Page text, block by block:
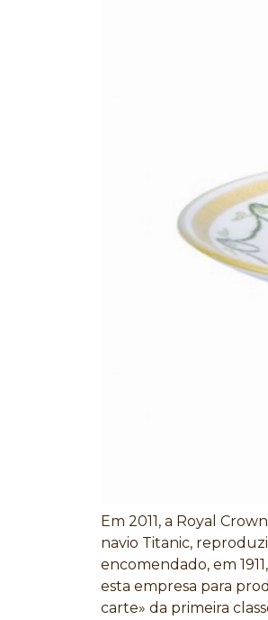
Em 2011, a Royal
navio Titanic,
encomendado, em
esta empresa para
carte» da primeira